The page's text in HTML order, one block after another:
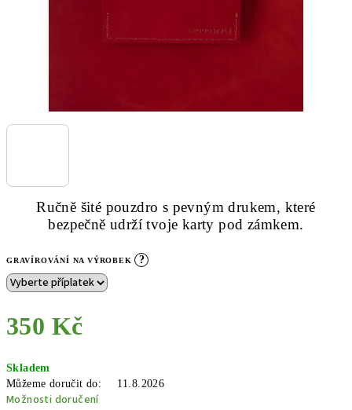
Ručně šité pouzdro s pevným drukem, které
bezpečně udrží tvoje karty pod zámkem.
GRAVÍROVÁNÍ NA VÝROBEK ?
350 Kč
cena:
Skladem
Můžeme doručit do:
11.8.2026
Možnosti doručení